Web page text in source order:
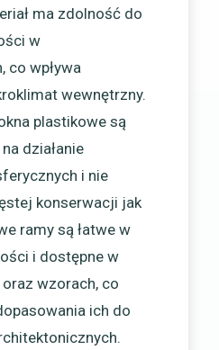
ma zdolność do
w
co wpływa
wewnętrzny.
plastikowe są
działanie
i nie
konserwacji jak
ramy są łatwe w
i dostępne w
wzorach, co
ich do